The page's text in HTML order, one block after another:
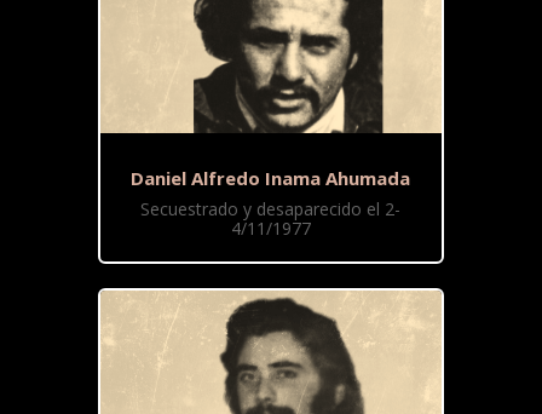
Daniel Alfredo Inama Ahumada
Secuestrado y desaparecido el 2-
4/11/1977